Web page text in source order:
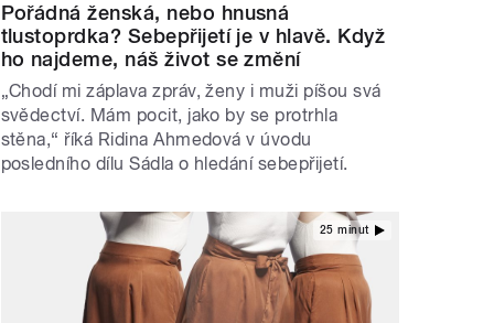
Pořádná ženská, nebo hnusná
tlustoprdka? Sebepřijetí je v hlavě. Když
ho najdeme, náš život se změní
„Chodí mi záplava zpráv, ženy i muži píšou svá
svědectví. Mám pocit, jako by se protrhla
stěna,“ říká Ridina Ahmedová v úvodu
posledního dílu Sádla o hledání sebepřijetí.
25 minut